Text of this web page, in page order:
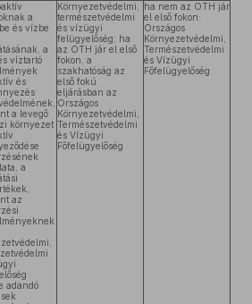
a
és vízbe
a
víztartó
és
a levegő
környezet
a
az
adandó
Környezetvédelmi,
természetvédelmi
és vízügyi
felügyelőség; ha
az OTH jár el első
fokon, a
szakhatóság az
első fokú
eljárásban az
Országos
Környezetvédelmi,
Természetvédelmi
és Vízügyi
Főfelügyelőség
ha nem az OTH jár
el első fokon:
Országos
Környezetvédelmi,
Természetvédelmi
és Vízügyi
Főfelügyelőség